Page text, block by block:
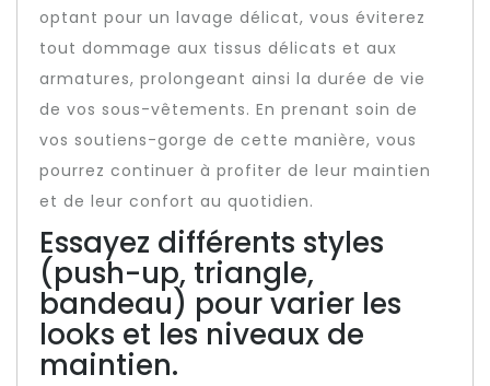
optant pour un lavage délicat, vous éviterez
tout dommage aux tissus délicats et aux
armatures, prolongeant ainsi la durée de vie
de vos sous-vêtements. En prenant soin de
vos soutiens-gorge de cette manière, vous
pourrez continuer à profiter de leur maintien
et de leur confort au quotidien.
Essayez différents styles
(push-up, triangle,
bandeau) pour varier les
looks et les niveaux de
maintien.